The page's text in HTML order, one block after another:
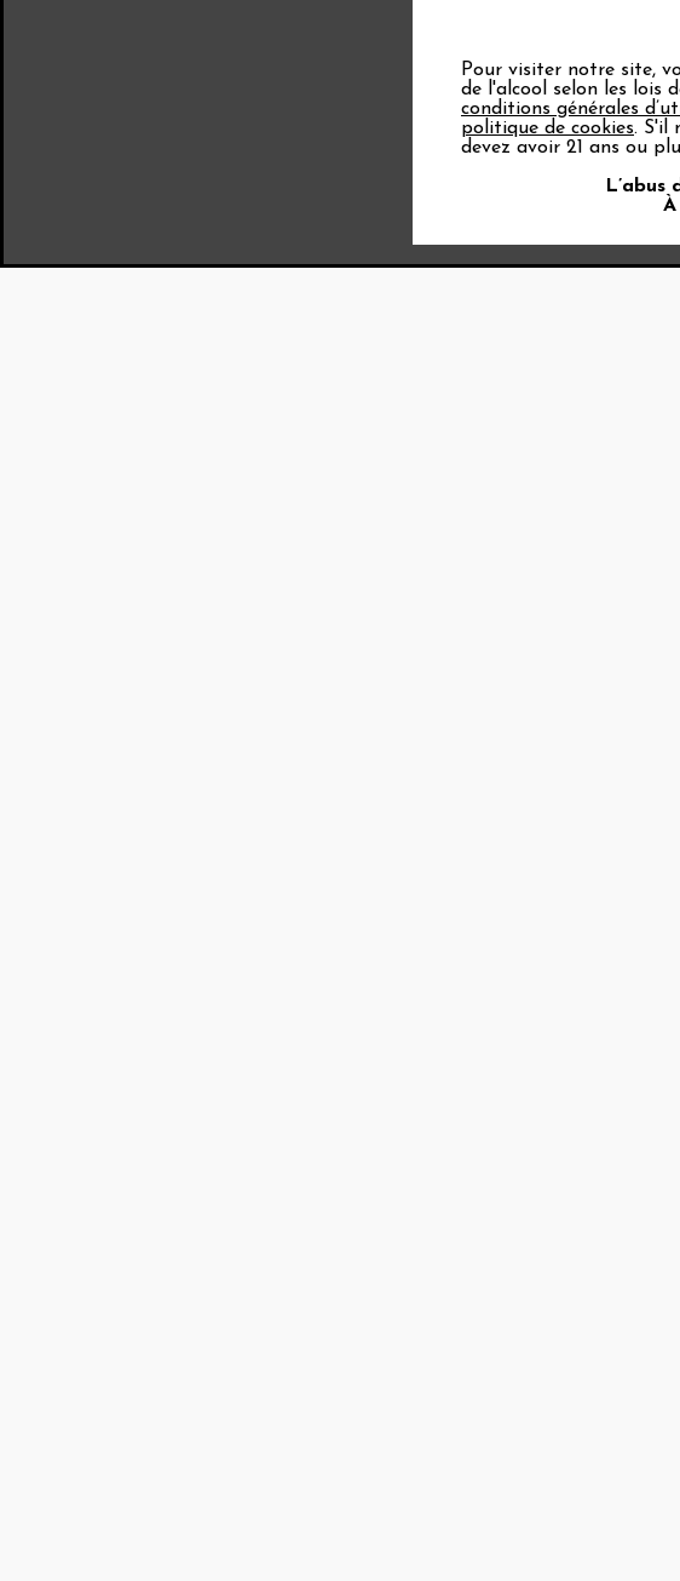
Pour visiter notre site,
de l'alcool selon les lois
conditions générales
politique de cookies. S'il
devez avoir 21 ans ou
L’abus